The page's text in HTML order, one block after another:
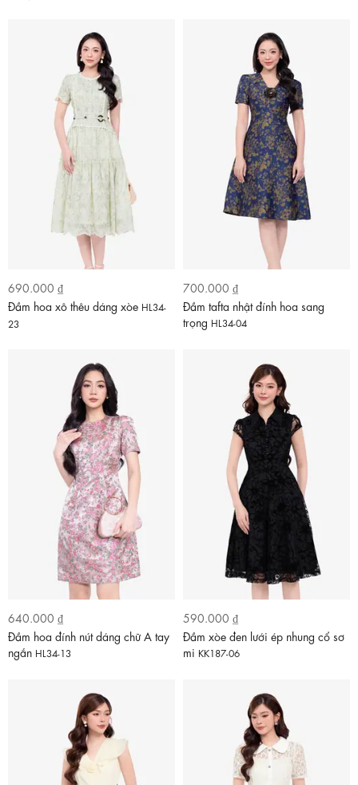
690.000 ₫
Đầm hoa xô thêu dáng xòe HL34-
23
700.000 ₫
Đầm tafta nhật đính hoa sang
trọng HL34-04
640.000 ₫
Đầm hoa đính nút dáng chữ A tay
ngắn HL34-13
590.000 ₫
Đầm xòe đen lưới ép nhung cổ sơ
mi KK187-06